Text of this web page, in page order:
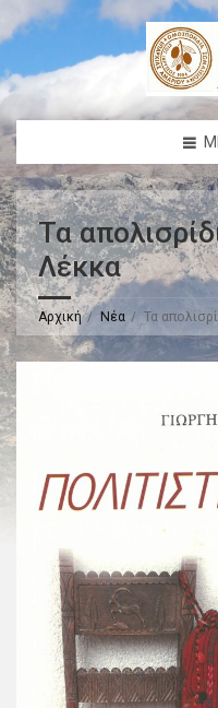
Τα
Λέκκα
Αρχική Νέα Τα